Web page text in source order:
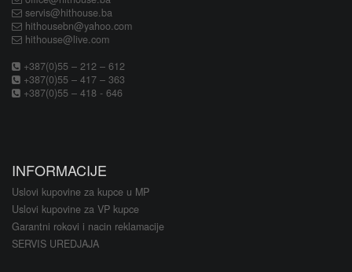
servis@hithouse.ba
hithousebn@yahoo.com
hithouse@live.com
+387(0)55 – 212 – 612
+387(0)55 – 417 – 363
+387(0)55 – 418 - 646
INFORMACIJE
Uslovi kupovine za kupce u MP
Uslovi kupovine za VP kupce
Garantni rokovi i nacin reklamacije
SERVIS UREDJAJA